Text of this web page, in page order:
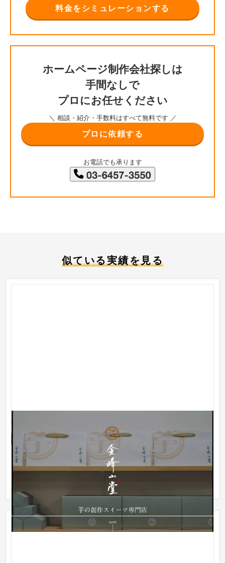
料金をシミュレーションする
ホームページ制作会社探しは
手間なしで
プロにお任せください
＼ 相談・紹介・手数料はすべて無料です ／
プロに依頼する
お電話でも承ります
似ている実績を見る
金峰山堂｜芋の創作スイーツ専門店
ブランドサイト 食品・飲料 31〜50万円
ノーコードWEB制作ツール「STUDIO」での制作事例です。
「STUDIO」はコーディングの工数を大幅に削減することが出来